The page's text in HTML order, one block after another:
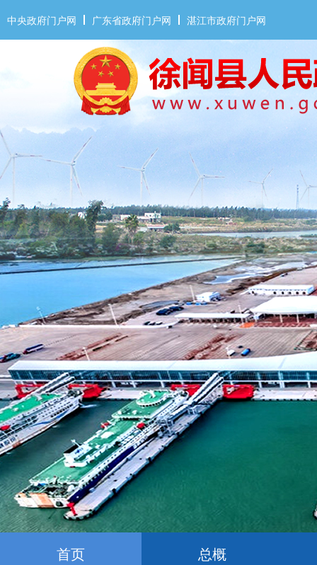
中央政府门户网 广东省政府门户网 湛江市政府门户网
首页 总概